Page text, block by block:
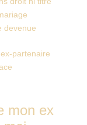
devenue
partenaire
mon ex